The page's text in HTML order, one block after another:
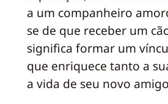
a um companheiro
se de que receber um
significa formar um
que enriquece tanto a
a vida de seu novo